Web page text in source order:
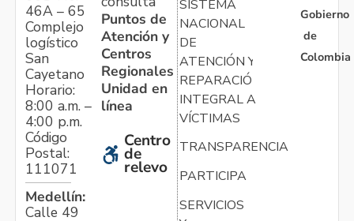
46A – 65
Complejo
logístico
San
Cayetano
Horario:
8:00 a.m. –
4:00 p.m.
Código
Postal:
111071
Medellín:
Calle 49
Puntos de
Atención y
Centros
Regionales
Unidad en
línea
Centro
de
relevo
SISTEMA
NACIONAL
DE
ATENCIÓN Y
REPARACIÓN
INTEGRAL A
VÍCTIMAS
TRANSPARENCIA
PARTICIPA
SERVICIOS
Gobierno
de
Colombia